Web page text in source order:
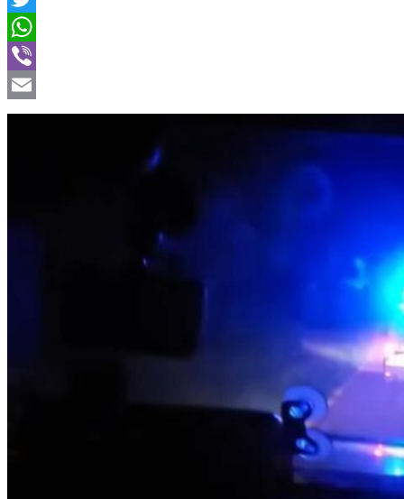
Twitter
WhatsApp
Viber
Email